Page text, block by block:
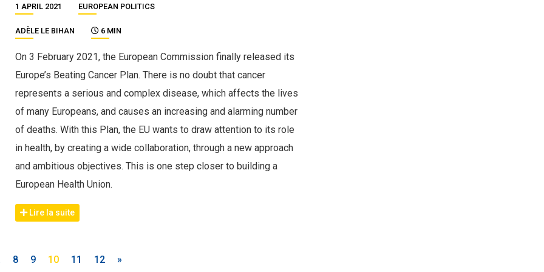
1 APRIL 2021 EUROPEAN POLITICS
ADÈLE LE BIHAN 6 MIN
On 3 February 2021, the European Commission finally released its
Europe’s Beating Cancer Plan. There is no doubt that cancer
represents a serious and complex disease, which affects the lives
of many Europeans, and causes an increasing and alarming number
of deaths. With this Plan, the EU wants to draw attention to its role
in health, by creating a wide collaboration, through a new approach
and ambitious objectives. This is one step closer to building a
European Health Union.
Lire la suite
8 9 10 11 12 »